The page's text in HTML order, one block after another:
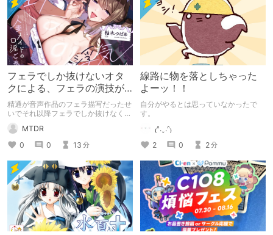
フェラでしか抜けないオタ
クによる、フェラの演技が
上手い声優さんセレクショ
ン
精通が音声作品のフェラ描写だったせ
いでそれ以降フェラでしか抜けなくな
った私が個人的に気に入っている声優
さんを四人ほど紹介させていただく記
事です。今回は少し短めになるので、
パパッと読めると思います！
MTDR
0
0 13 分
線路に物を落としちゃった
よーッ！！
自分がやるとは思っていなかったで
す。
₍ᐢ.ˬ.ᐢ₎
2
0 2分